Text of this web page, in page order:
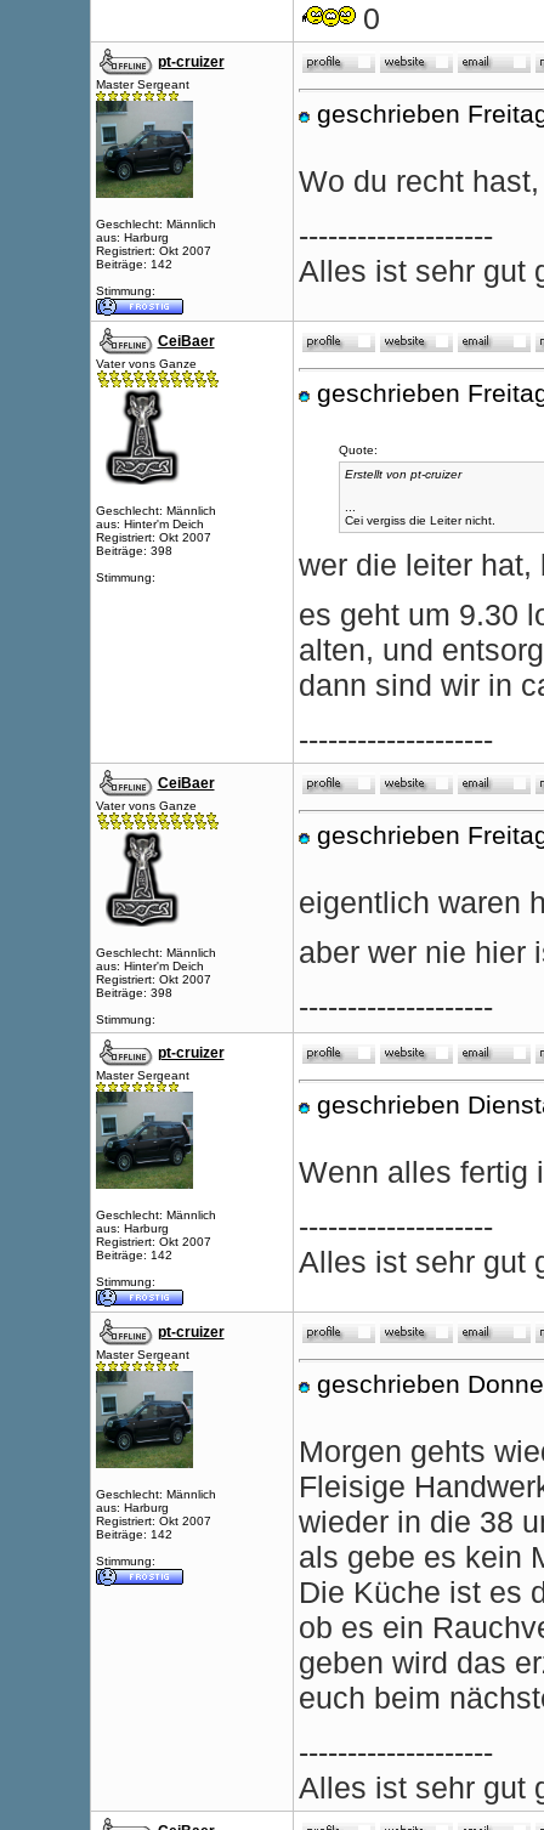
0
pt-cruizer
Master Sergeant
Geschlecht: Männlich
aus: Harburg
Registriert: Okt 2007
Beiträge: 142
Stimmung:
geschrieben
Wo du recht
--------------------
Alles ist sehr gut
CeiBaer
Vater vons Ganze
Geschlecht: Männlich
aus: Hinter'm Deich
Registriert: Okt 2007
Beiträge: 398
Stimmung:
geschrieben
Quote:
Erstellt von pt-cruizer
Cei vergiss die Leiter nicht.
wer die leiter
es geht um 9.30
alten, und
dann sind wir in
--------------------
CeiBaer
Vater vons Ganze
Geschlecht: Männlich
aus: Hinter'm Deich
Registriert: Okt 2007
Beiträge: 398
Stimmung:
geschrieben
eigentlich waren
aber wer nie hier
--------------------
pt-cruizer
Master Sergeant
Geschlecht: Männlich
aus: Harburg
Registriert: Okt 2007
Beiträge: 142
Stimmung:
geschrieben
Wenn alles fertig
--------------------
Alles ist sehr gut
pt-cruizer
Master Sergeant
Geschlecht: Männlich
aus: Harburg
Registriert: Okt 2007
Beiträge: 142
Stimmung:
geschrieben
Morgen gehts
Fleisige
wieder in die 38
als gebe es kein
Die Küche ist es
ob es ein
geben wird das
euch beim
--------------------
Alles ist sehr gut